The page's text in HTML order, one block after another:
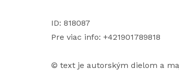
ID: 818087
Pre viac info: +421901789818
© text je autorským dielom a